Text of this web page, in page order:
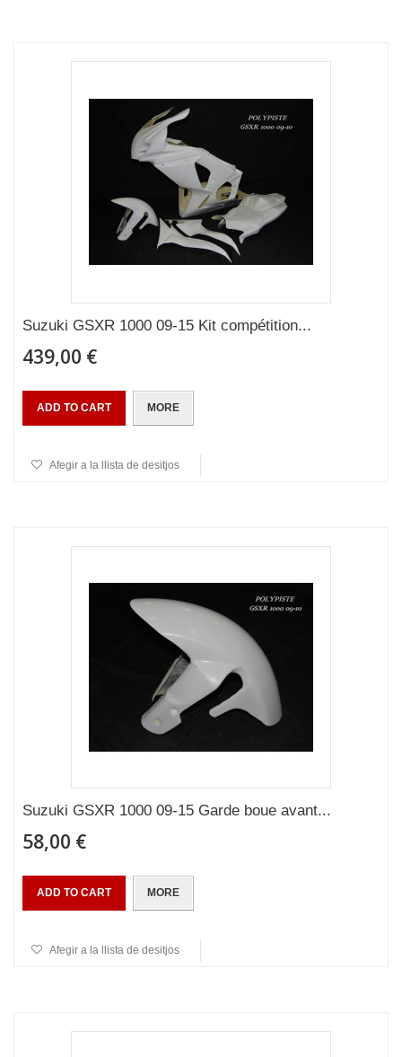
Suzuki GSXR 1000 09-15 Kit compétition...
439,00 €
ADD TO CART MORE
Afegir a la llista de desitjos
Suzuki GSXR 1000 09-15 Garde boue avant...
58,00 €
ADD TO CART MORE
Afegir a la llista de desitjos